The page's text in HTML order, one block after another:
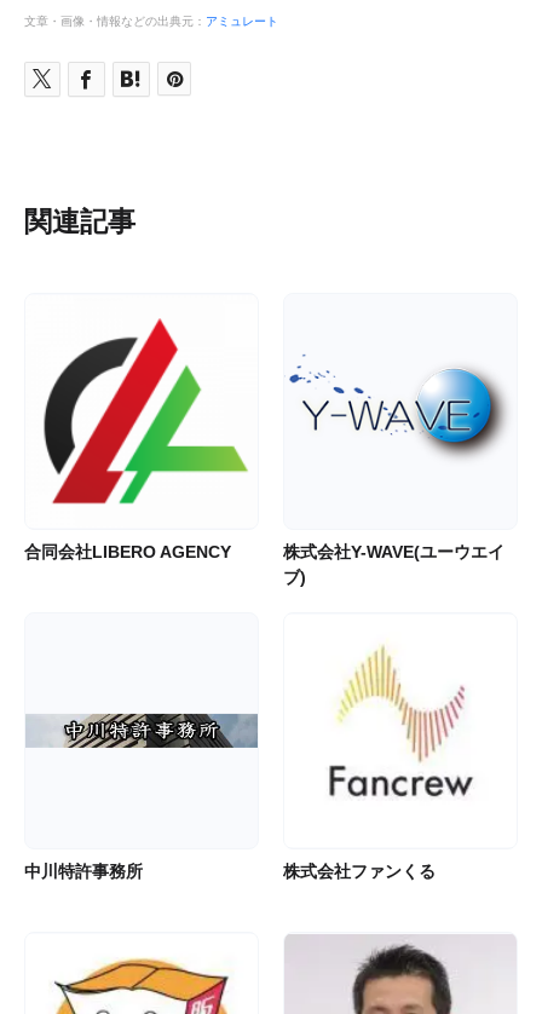
文章・画像・情報などの出典元： アミュレート
関連記事
合同会社LIBERO AGENCY
株式会社Y-WAVE(ユーウエイ
ブ)
中川特許事務所 株式会社ファンくる